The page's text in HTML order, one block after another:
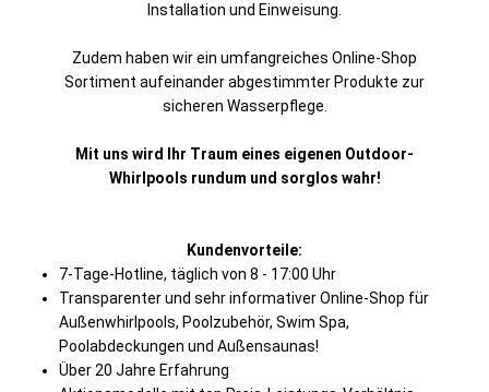
Installation und Einweisung.
Zudem haben wir ein umfangreiches Online-Shop
Sortiment aufeinander abgestimmter Produkte zur
sicheren Wasserpflege.
Mit uns wird Ihr Traum eines eigenen Outdoor-
Whirlpools rundum und sorglos wahr!
Kundenvorteile:
7-Tage-Hotline, täglich von 8 - 17:00 Uhr
Transparenter und sehr informativer Online-Shop für
Außenwhirlpools, Poolzubehör, Swim Spa,
Poolabdeckungen und Außensaunas!
Über 20 Jahre Erfahrung